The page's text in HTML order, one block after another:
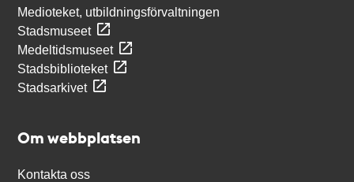
Medioteket, utbildningsförvaltningen
Stadsmuseet
Medeltidsmuseet
Stadsbiblioteket
Stadsarkivet
Om webbplatsen
Kontakta oss